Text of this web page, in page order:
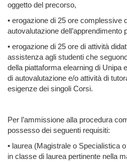
oggetto del precorso,
• erogazione di 25 ore complessive
autovalutazione dell’apprendimento
• erogazione di 25 ore di attività
assistenza agli studenti che
della piattaforma elearning di Unipa
di autovalutazione e/o attività di
esigenze dei singoli Corsi.
Per l’ammissione alla procedura
possesso dei seguenti requisiti:
• laurea (Magistrale o Specialistica
in classe di laurea pertinente nella